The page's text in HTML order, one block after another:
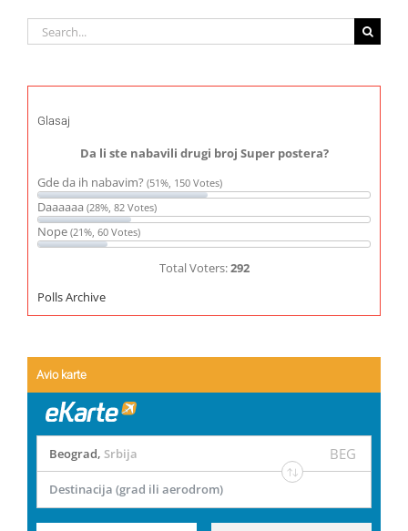
Search
for:
Glasaj
Da li ste nabavili drugi broj Super postera?
Gde da ih nabavim? (51%, 150 Votes)
Daaaaaa (28%, 82 Votes)
Nope (21%, 60 Votes)
Total Voters:292
Polls Archive
Avio karte
Beograd, Srbija BEG
Destinacija (grad ili aerodrom)